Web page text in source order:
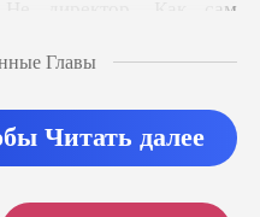
Выбира
Главы
Читать далее